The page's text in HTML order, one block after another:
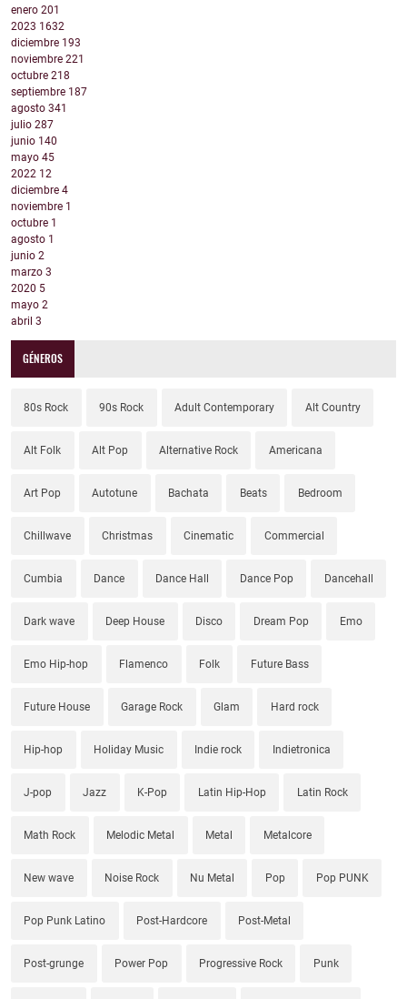
enero 201
2023 1632
diciembre 193
noviembre 221
octubre 218
septiembre 187
agosto 341
julio 287
junio 140
mayo 45
2022 12
diciembre 4
noviembre 1
octubre 1
agosto 1
junio 2
marzo 3
2020 5
mayo 2
abril 3
GÉNEROS
80s Rock 90s Rock Adult Contemporary Alt Country
Alt Folk Alt Pop Alternative Rock Americana
Art Pop Autotune Bachata Beats Bedroom
Chillwave Christmas Cinematic Commercial
Cumbia Dance Dance Hall Dance Pop Dancehall
Dark wave Deep House Disco Dream Pop Emo
Emo Hip-hop Flamenco Folk Future Bass
Future House Garage Rock Glam Hard rock
Hip-hop Holiday Music Indie rock Indietronica
J-pop Jazz K-Pop Latin Hip-Hop Latin Rock
Math Rock Melodic Metal Metal Metalcore
New wave Noise Rock Nu Metal Pop Pop PUNK
Pop Punk Latino Post-Hardcore Post-Metal
Post-grunge Power Pop Progressive Rock Punk